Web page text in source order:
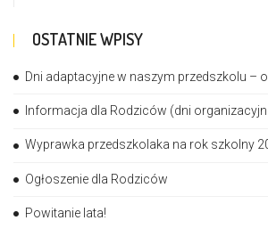
OSTATNIE WPISY
Dni adaptacyjne w naszym przedszkolu –
Informacja dla Rodziców (dni
Wyprawka przedszkolaka na rok szkolny
Ogłoszenie dla Rodziców
Powitanie lata!